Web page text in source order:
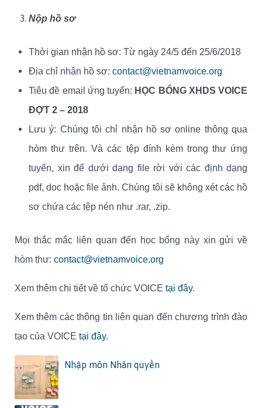
Nộp hồ sơ
Thời gian nhận hồ sơ: Từ ngày 24/5 đến 25/6/2018
Địa chỉ nhận hồ sơ: contact@vietnamvoice.org
Tiêu đề email ứng tuyển: HỌC BỔNG XHDS VOICE
ĐỢT 2 – 2018
Lưu ý: Chúng tôi chỉ nhận hồ sơ online thông qua
hòm thư trên. Và các tệp đính kèm trong thư ứng
tuyển, xin để dưới dạng file rời với các định dạng
pdf, doc hoặc file ảnh. Chúng tôi sẽ không xét các hồ
sơ chứa các tệp nén như .rar, .zip.
Mọi thắc mắc liên quan đến học bổng này xin gửi về
hòm thư: contact@vietnamvoice.org
Xem thêm chi tiết về tổ chức VOICE tại đây.
Xem thêm các thông tin liên quan đến chương trình đào
tạo của VOICE tại đây.
Nhập môn Nhân quyền